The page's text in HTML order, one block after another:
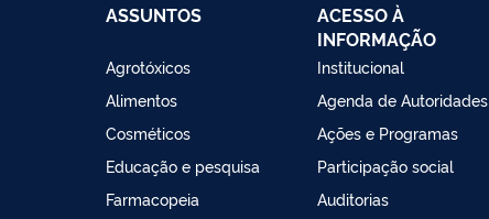
ASSUNTOS
Agrotóxicos
Alimentos
Cosméticos
Educação e pesquisa
Farmacopeia
ACESSO À
INFORMAÇÃO
Institucional
Agenda de Autoridades
Ações e Programas
Participação social
Auditorias